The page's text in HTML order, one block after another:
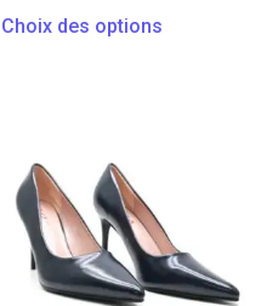
Choix des options